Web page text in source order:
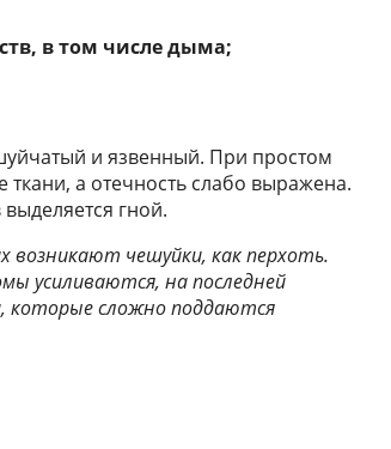
в том числе дыма;
и язвенный. При простом
а отечность слабо выражена.
выделяется гной.
возникают чешуйки, как перхоть.
усиливаются, на последней
которые сложно поддаются